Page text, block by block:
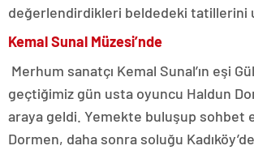
değerlendirdikleri beldedeki tatillerini
Kemal Sunal Müzesi’nde
Merhum sanatçı Kemal Sunal’ın eşi
geçtiğimiz gün usta oyuncu Haldun
araya geldi. Yemekte buluşup sohbet
Dormen, daha sonra soluğu